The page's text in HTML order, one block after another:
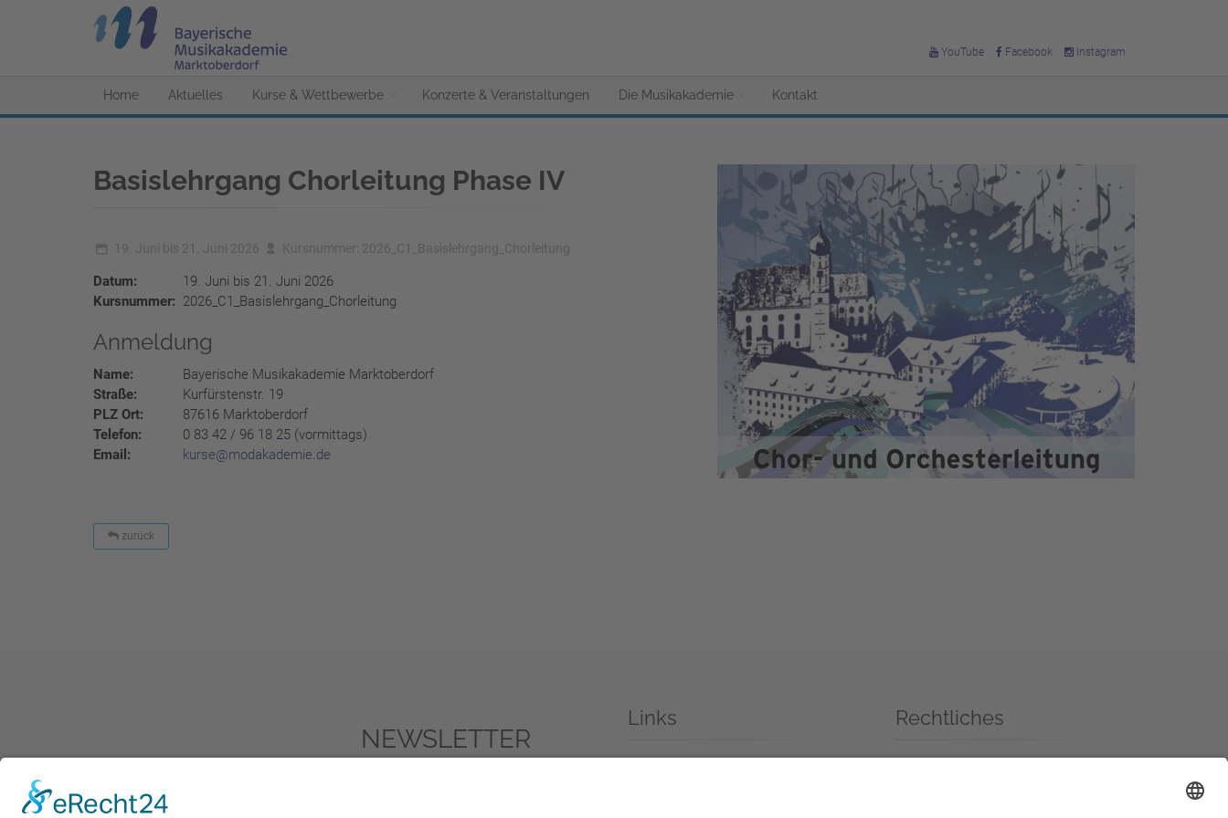
YouTube Facebook Instagram
Home Aktuelles Kurse & Wettbewerbe Konzerte & Veranstaltungen Die Musikakademie Kontakt
Basislehrgang Chorleitung Phase IV
19. Juni bis 21. Juni 2026 Kursnummer: 2026_C1_Basislehrgang_Chorleitung
Datum:
19. Juni bis 21. Juni 2026
Kursnummer: 2026_C1_Basislehrgang_Chorleitung
Anmeldung
Name:
Bayerische Musikakademie Marktoberdorf
Straße:
Kurfürstenstr. 19
PLZ Ort:
87616 Marktoberdorf
Telefon:
0 83 42 / 96 18 25 (vormittags)
Email:
kurse@modakademie.de
zurück
NEWSLETTER
Links Rechtliches